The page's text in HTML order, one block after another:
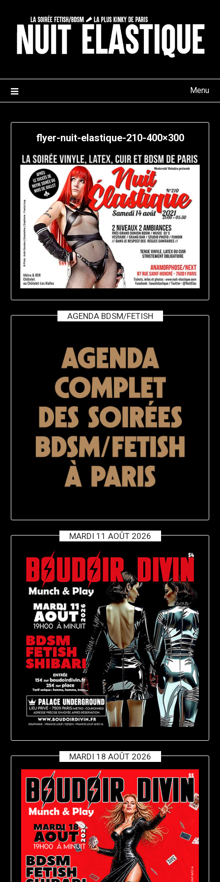
content
Menu
flyer-nuit-elastique-210-400×300
AGENDA BDSM/FETISH
MARDI 11 AOÛT 2026
MARDI 18 AOÛT 2026